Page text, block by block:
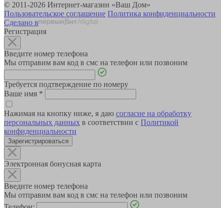
© 2011-2026 Интернет-магазин «Ваш Дом»
Пользовательское соглашение Политика конфиденциальности
Сделано в
Регистрация
Введите номер телефона
Мы отправим вам код в смс на телефон или позвоним
Требуется подтверждение по номеру
Ваше имя *
Нажимая на кнопку ниже, я даю согласие на обработку
персональных данных в соответствии с Политикой
конфиденциальности
Зарегистрироваться
Электронная бонусная карта
Введите номер телефона
Мы отправим вам код в смс на телефон или позвоним